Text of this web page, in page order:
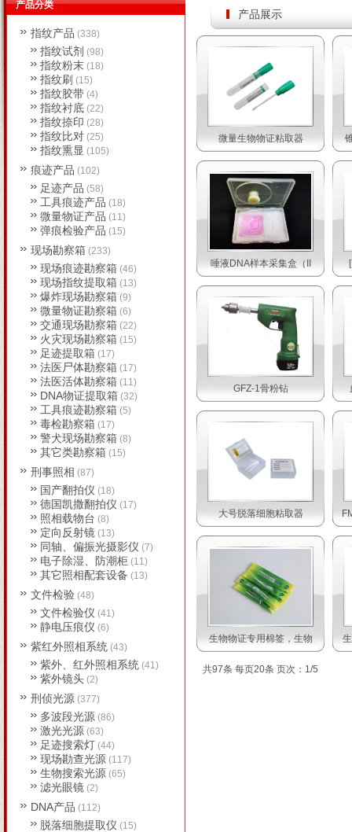
产品展示
微量生物物证粘取器
唾液DNA样本采集盒（II
GFZ-1骨粉钻
大号脱落细胞粘取器
生物物证专用棉签，生物
共97条 每页20条 页次：1/5
产品分类
指纹产品 (338)
指纹试剂 (98)
指纹粉末 (18)
指纹刷 (15)
指纹胶带 (4)
指纹衬底 (22)
指纹捺印 (28)
指纹比对 (25)
指纹熏显 (105)
痕迹产品 (102)
足迹产品 (58)
工具痕迹产品 (18)
微量物证产品 (11)
弹痕检验产品 (15)
现场勘察箱 (233)
现场痕迹勘察箱 (46)
现场指纹提取箱 (13)
爆炸现场勘察箱 (9)
微量物证勘察箱 (6)
交通现场勘察箱 (22)
火灾现场勘察箱 (15)
足迹提取箱 (17)
法医尸体勘察箱 (17)
法医活体勘察箱 (11)
DNA物证提取箱 (32)
工具痕迹勘察箱 (5)
毒检勘察箱 (17)
警犬现场勘察箱 (8)
其它类勘察箱 (15)
刑事照相 (87)
国产翻拍仪 (18)
德国凯撒翻拍仪 (17)
照相载物台 (8)
定向反射镜 (13)
同轴、偏振光摄影仪 (7)
电子除湿、防潮柜 (11)
其它照相配套设备 (13)
文件检验 (48)
文件检验仪 (41)
静电压痕仪 (6)
紫红外照相系统 (43)
紫外、红外照相系统 (41)
紫外镜头 (2)
刑侦光源 (377)
多波段光源 (86)
激光光源 (63)
足迹搜索灯 (44)
现场勘查光源 (117)
生物搜索光源 (65)
滤光眼镜 (2)
DNA产品 (112)
脱落细胞提取仪 (15)